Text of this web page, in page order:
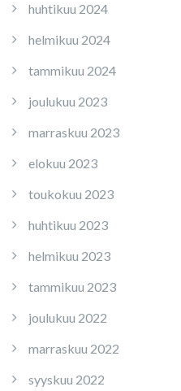
huhtikuu 2024
helmikuu 2024
tammikuu 2024
joulukuu 2023
marraskuu 2023
elokuu 2023
toukokuu 2023
huhtikuu 2023
helmikuu 2023
tammikuu 2023
joulukuu 2022
marraskuu 2022
syyskuu 2022